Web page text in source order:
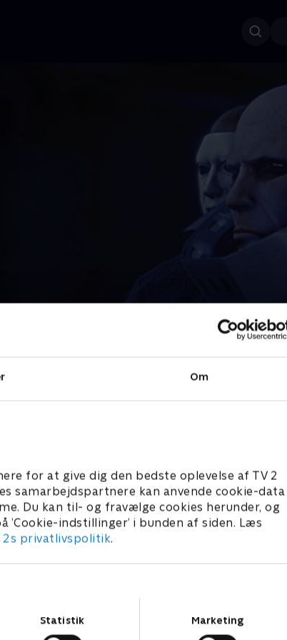
Om
for at give dig den bedste oplevelse af TV 2
samarbejdspartnere kan anvende cookie-data
Du kan til- og fravælge cookies herunder, og
indstillinger’ i bunden af siden. Læs
2s privatlivspolitik.
Statistik Marketing